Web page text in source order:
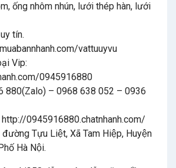
ống nhôm nhún, lưới thép hàn, lưới
tín.
vattuuyvu
Vip:
0945916880
880(Zalo) – 0968 638 052 – 0936
http://0945916880.chatnhanh.com/
Tựu Liệt, Xã Tam Hiệp, Huyện
Hà Nội.